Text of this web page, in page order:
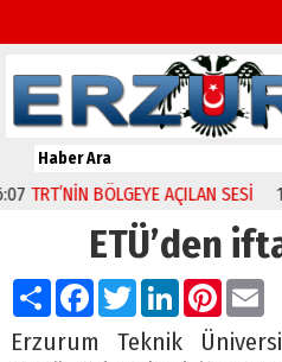
TRT’NİN BÖLGEYE AÇILAN SESİ
ETÜ’den
PaylaşFacebook
TwitterLinkedIn
Erzurum Teknik